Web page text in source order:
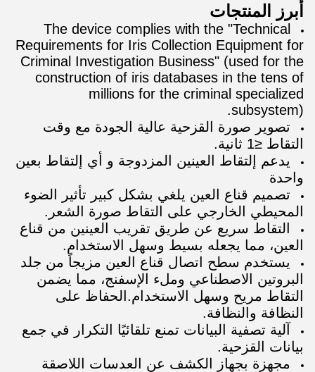
أبرز المنتجات
The device complies with the "Technical
Requirements for Iris Collection Equipment for
Criminal Investigation Business" (used for the
construction of iris databases in the tens of
millions for the criminal specialized
subsystem).
تصوير صورة القزحية عالية الجودة مع وقت
التقاط ≤1 ثانية.
يدعم إلتقاط العينين المزدوجة و أي إلتقاط بعين
واحدة
تصميم قناع العين يلغي بشكل كبير تأثير الضوء
المحيطي الخارجي على التقاط صورة الشعر.
التقاط سريع عن طريق تقريب العينين من قناع
العين، مما يجعله بسيط وسهل الاستخدام.
يستخدم سطح اتصال قناع العين مزيجاً من جلد
البروتين الاصطناعي وملء الإسفنج، مما يضمن
التقاط مريح وسهل الاستخدام.الحفاظ على
النظافة والنظافة.
آلية تصفية البيانات تمنع تلقائيًا التكرار في جمع
بيانات القزحية.
مجهزة بجهاز الكشف عن العدسات اللاصقة